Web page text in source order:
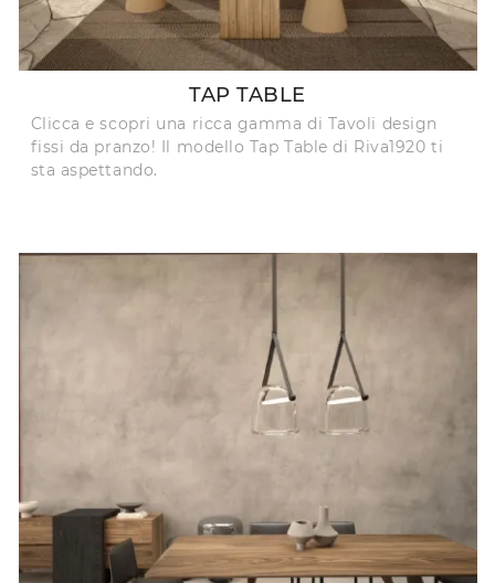
TAP TABLE
Clicca e scopri una ricca gamma di Tavoli design
fissi da pranzo! Il modello Tap Table di Riva1920 ti
sta aspettando.